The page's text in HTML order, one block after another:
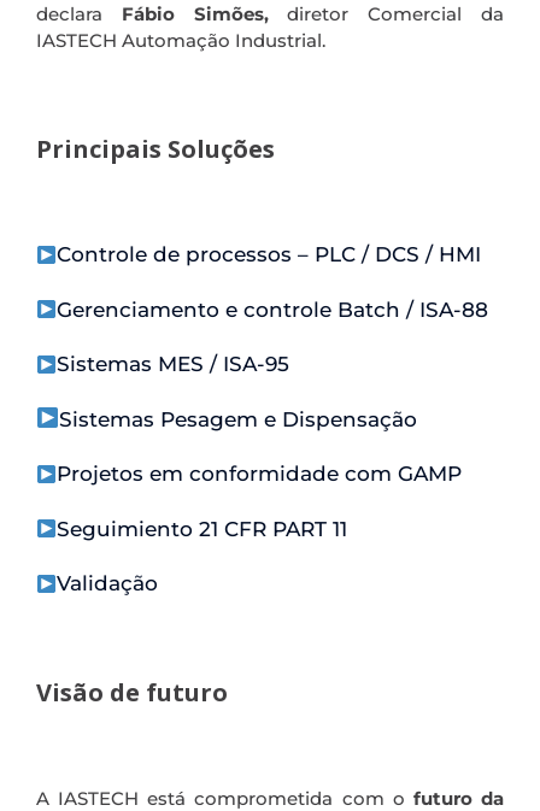
declara Fábio Simões,diretor Comercial da
IASTECH Automação Industrial.
Principais Soluções
Controle de processos – PLC / DCS / HMI
Gerenciamento e controle Batch / ISA-88
Sistemas MES / ISA-95
Sistemas Pesagem e Dispensação
Projetos em conformidade com GAMP
Seguimiento 21 CFR PART 11
Validação
Visão de futuro
A IASTECH está comprometida com o futuro da